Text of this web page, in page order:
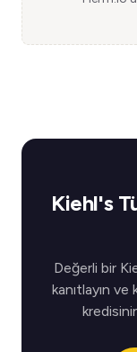
Kiehl's
Değerli bir
kanıtlayın